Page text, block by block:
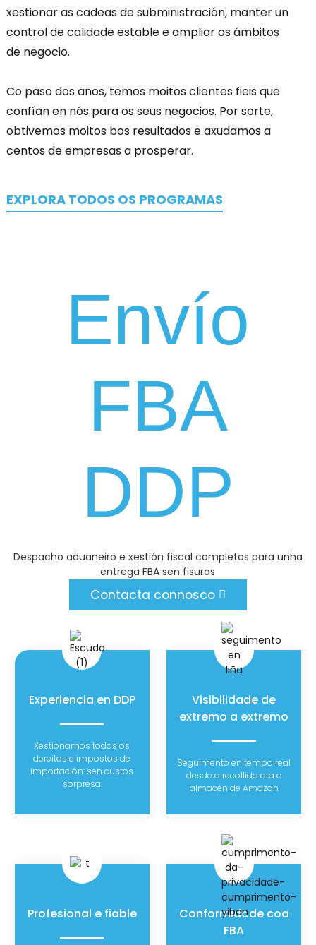
xestionar as cadeas de subministración, manter un
control de calidade estable e ampliar os ámbitos
de negocio.
Co paso dos anos, temos moitos clientes fieis que
confían en nós para os seus negocios. Por sorte,
obtivemos moitos bos resultados e axudamos a
centos de empresas a prosperar.
EXPLORA TODOS OS PROGRAMAS
Envío
FBA
DDP
Despacho aduaneiro e xestión fiscal completos para unha
entrega FBA sen fisuras
Contacta connosco
Experiencia en DDP
Xestionamos todos os
dereitos e impostos de
importación: sen custos
sorpresa
Visibilidade de
extremo a extremo
Seguimento en tempo real
desde a recollida ata o
almacén de Amazon
Profesional e fiable
Conformidade coa
FBA